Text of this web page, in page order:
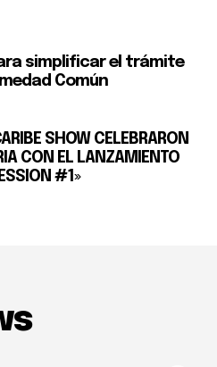
simplificar el trámite
Común
SHOW CELEBRARON
CON EL LANZAMIENTO
#1»